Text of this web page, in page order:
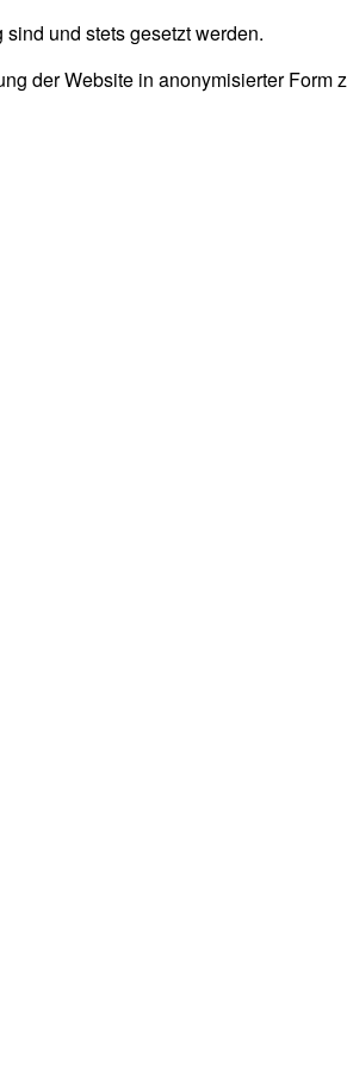
und stets gesetzt werden.
der Website in anonymisierter Form